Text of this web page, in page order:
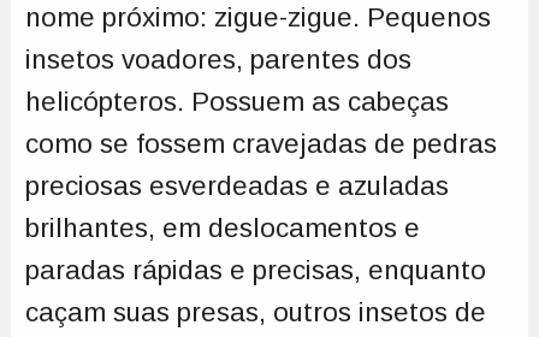
nome próximo: zigue-zigue. Pequenos
insetos voadores, parentes dos
helicópteros. Possuem as cabeças
como se fossem cravejadas de pedras
preciosas esverdeadas e azuladas
brilhantes, em deslocamentos e
paradas rápidas e precisas, enquanto
caçam suas presas, outros insetos de